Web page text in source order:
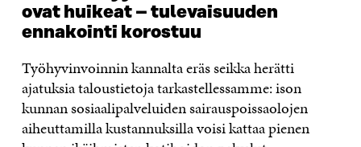
ovat huikeat – tulevaisuuden
ennakointi korostuu
Työhyvinvoinnin kannalta eräs seikka herätti
ajatuksia taloustietoja tarkastellessamme: ison
kunnan sosiaalipalveluiden sairauspoissaolojen
aiheuttamilla kustannuksilla voisi kattaa pienen